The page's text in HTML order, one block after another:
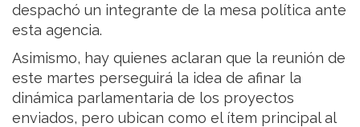
despachó un integrante de la mesa política ante
esta agencia.
Asimismo, hay quienes aclaran que la reunión de
este martes perseguirá la idea de afinar la
dinámica parlamentaria de los proyectos
enviados, pero ubican como el ítem principal al